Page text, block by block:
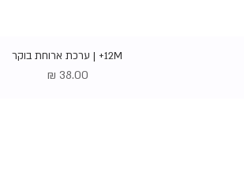
תצוגה מהירה 12M+ | ערכת ארוחת בוקר
מחיר